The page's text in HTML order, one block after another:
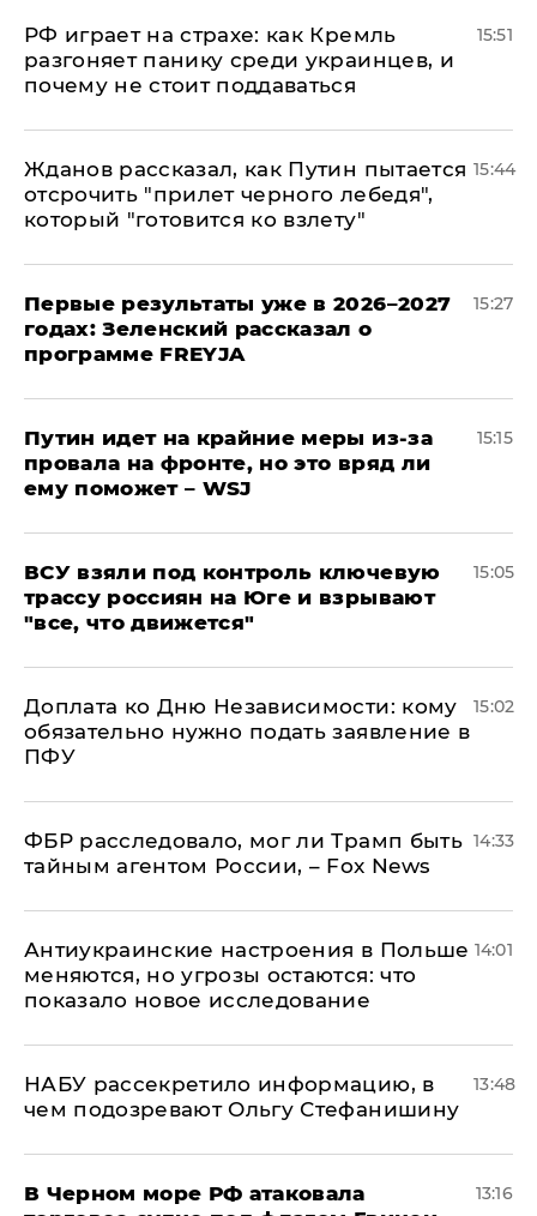
РФ играет на страхе: как Кремль
разгоняет панику среди украинцев, и
почему не стоит поддаваться
15:51
Жданов рассказал, как Путин пытается
отсрочить "прилет черного лебедя",
который "готовится ко взлету"
15:44
Первые результаты уже в 2026–2027
годах: Зеленский рассказал о
программе FREYJA
15:27
Путин идет на крайние меры из-за
провала на фронте, но это вряд ли
ему поможет – WSJ
15:15
ВСУ взяли под контроль ключевую
трассу россиян на Юге и взрывают
"все, что движется"
15:05
Доплата ко Дню Независимости: кому
обязательно нужно подать заявление в
ПФУ
15:02
ФБР расследовало, мог ли Трамп быть
тайным агентом России, – Fox News
14:33
Антиукраинские настроения в Польше
меняются, но угрозы остаются: что
показало новое исследование
14:01
НАБУ рассекретило информацию, в
чем подозревают Ольгу Стефанишину
13:48
В Черном море РФ атаковала
13:16